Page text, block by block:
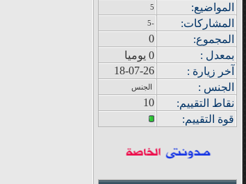
المواضيع:
5
المشاركات:
-5
المجموع:
0
بمعدل :
0 يوميا
خر زيار ة :
18-07-26
الجنس :
الجنس
نقاط التقييم:
10
قوة التقييم: